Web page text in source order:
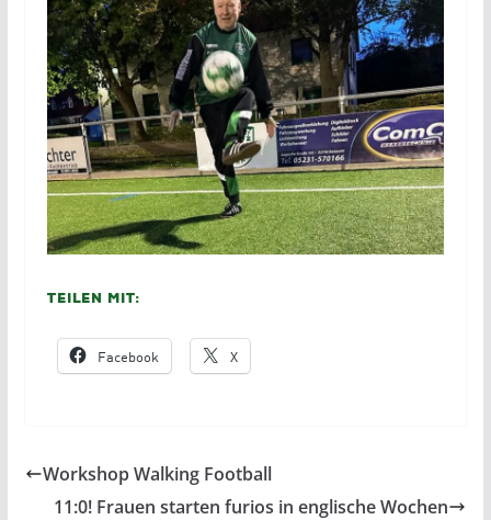
Teilen mit:
Facebook X
Workshop Walking Football
11:0! Frauen starten furios in englische Wochen